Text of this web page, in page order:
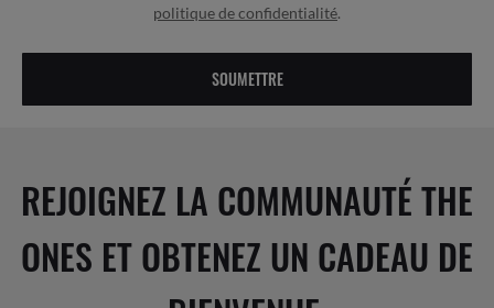
politique de confidentialité.
SOUMETTRE
REJOIGNEZ LA COMMUNAUTÉ THE
ONES ET OBTENEZ UN CADEAU DE